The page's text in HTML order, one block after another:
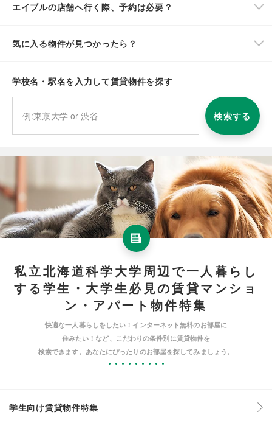
エイブルの店舗へ行く際、予約は必要？
気に入る物件が見つかったら？
学校名・駅名を入力して賃貸物件を探す
検索する
私立北海道科学大学周辺で一人暮らし
する学生・大学生必見の賃貸マンショ
ン・アパート物件特集
快適な一人暮らしをしたい！インターネット無料のお部屋に
住みたい！など、こだわりの条件別に賃貸物件を
検索できます。あなたにぴったりのお部屋を探してみましょう。
学生向け賃貸物件特集